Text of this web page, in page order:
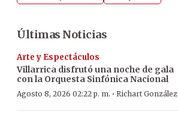
Últimas Noticias
Arte y Espectáculos
Villarrica disfrutó una noche de gala
con la Orquesta Sinfónica Nacional
Agosto 8, 2026 02:22 p. m. · Richart González